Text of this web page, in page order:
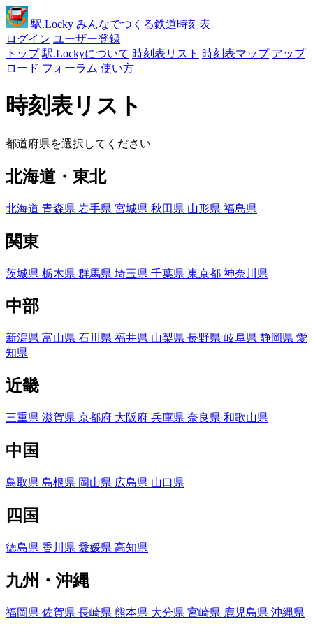
駅.Locky みんなでつくる鉄道時刻表
ログイン ユーザー登録
トップ 駅.Lockyについて 時刻表リスト 時刻表マップ アップ
ロード フォーラム 使い方
時刻表リスト
都道府県を選択してください
北海道・東北
北海道 青森県 岩手県 宮城県 秋田県 山形県 福島県
関東
茨城県 栃木県 群馬県 埼玉県 千葉県 東京都 神奈川県
中部
新潟県 富山県 石川県 福井県 山梨県 長野県 岐阜県 静岡県 愛
知県
近畿
三重県 滋賀県 京都府 大阪府 兵庫県 奈良県 和歌山県
中国
鳥取県 島根県 岡山県 広島県 山口県
四国
徳島県 香川県 愛媛県 高知県
九州・沖縄
福岡県 佐賀県 長崎県 熊本県 大分県 宮崎県 鹿児島県 沖縄県